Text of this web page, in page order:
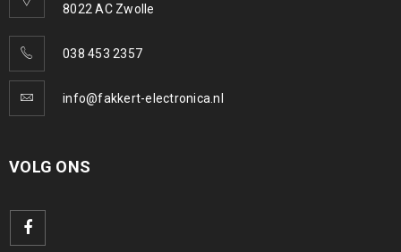
8022 AC Zwolle
038 453 2357
info@fakkert-electronica.nl
VOLG ONS